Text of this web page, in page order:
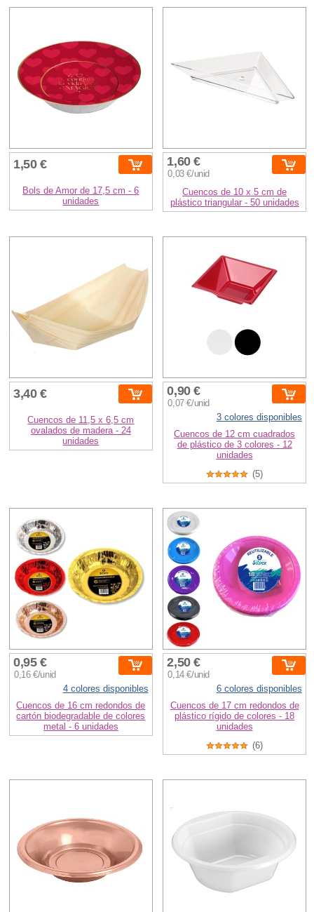
1,50 €
Bols de Amor de 17,5 cm - 6
unidades
1,60 €
0,03 €/unid
Cuencos de 10 x 5 cm de
plástico triangular - 50 unidades
3,40 €
Cuencos de 11,5 x 6,5 cm
ovalados de madera - 24
unidades
0,90 €
0,07 €/unid
3 colores disponibles
Cuencos de 12 cm cuadrados
de plástico de 3 colores - 12
unidades
(5)
0,95 €
0,16 €/unid
4 colores disponibles
Cuencos de 16 cm redondos de
cartón biodegradable de colores
metal - 6 unidades
2,50 €
0,14 €/unid
6 colores disponibles
Cuencos de 17 cm redondos de
plástico rígido de colores - 18
unidades
(6)